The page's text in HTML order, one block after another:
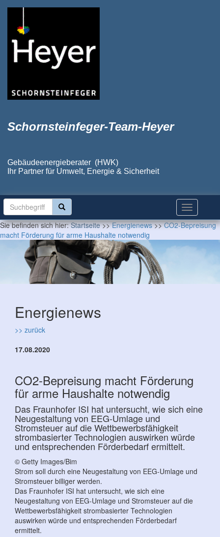
Schornsteinfeger-Team-Heyer
Gebäudeenergieberater (HWK)
Ihr Partner für Umwelt, Energie & Sicherheit
Sie befinden sich hier:Startseite>>Energienews>>CO2-Bepreisung
macht Förderung für arme Haushalte notwendig
Energienews
>> zurück
17.08.2020
CO2-Bepreisung macht Förderung
für arme Haushalte notwendig
Das Fraunhofer ISI hat untersucht, wie sich eine
Neugestaltung von EEG-Umlage und
Stromsteuer auf die Wettbewerbsfähigkeit
strombasierter Technologien auswirken würde
und entsprechenden Förderbedarf ermittelt.
© Getty Images/Bim
Strom soll durch eine Neugestaltung von EEG-Umlage und
Stromsteuer billiger werden.
Das Fraunhofer ISI hat untersucht, wie sich eine
Neugestaltung von EEG-Umlage und Stromsteuer auf die
Wettbewerbsfähigkeit strombasierter Technologien
auswirken würde und entsprechenden Förderbedarf
ermittelt.